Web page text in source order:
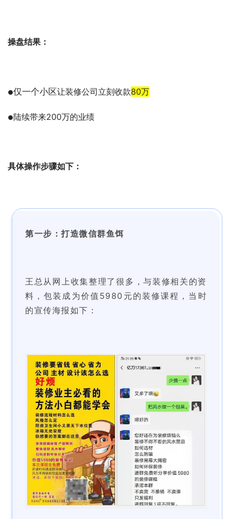
操盘结果：
●仅一个小区让装修公司立刻收款80万
●陆续带来200万的业绩
具体操作步骤如下：
第一步：打造微信群鱼饵
王总从网上收集整理了很多，与装修相关的资
料，包装成为价值5980元的装修课程，当时
的宣传海报如下：